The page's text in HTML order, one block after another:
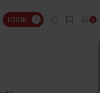
LOGIN 0